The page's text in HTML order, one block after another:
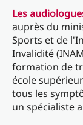
Les
auprès du
Sports et de
Invalidité
formation de
école
tous les
un spécialiste